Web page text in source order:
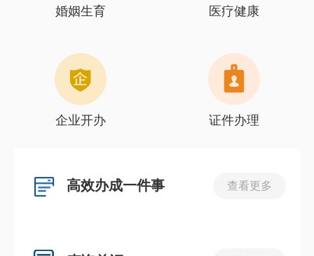
婚姻生育 医疗健康
企业开办 证件办理
高效办成一件事 查看更多